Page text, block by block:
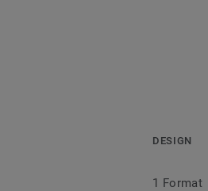
DESIGN
1 Format